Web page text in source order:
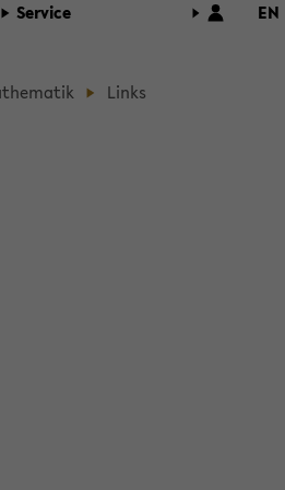
Ser­vice EN
ZUR
Links